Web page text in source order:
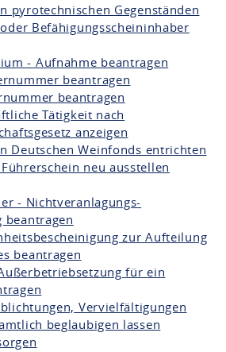
pyrotechnischen Gegenständen
Befähigungsscheininhaber
- Aufnahme beantragen
beantragen
beantragen
Tätigkeit nach
anzeigen
Deutschen Weinfonds entrichten
neu ausstellen
- Nichtveranlagungs-
beantragen
zur Aufteilung
beantragen
für ein
Vervielfältigungen
beglaubigen lassen